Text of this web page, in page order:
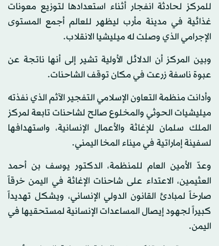
للمركز لحادثة انفجار أثناء استعدادها لتوزيع معونات
غذائية في مدينة مأرب ليظهر للعالم أجمع المستوى
الإجرامي الذي وصلت له ميليشيا الانقلاب.
وبين المركز أن الدلائل الأولية تشير إلى أنها ناتجة عن
عبوة ناسفة زرعت في مكان توقف الشاحنات.
وأدانت منظمة التعاون الإسلامي التفجير الآثم الذي نفذته
ميليشيات الحوثي والمخلوع صالح لشاحنات تابعة لمركز
الملك سلمان للإغاثة والأعمال الإنسانية، واستهدافها
لسفينة إماراتية في ميناء المخا اليمني.
وعدّ الأمين العام للمنظمة، الدكتور يوسف بن أحمد
العثيمين، الاعتداء على شاحنات الإغاثة في اليمن خرقاً
صارخاً لمبادئ القانون الدولي الإنساني، ويشكل تهديداً
كبيراً لجهود إيصال المساعدات الإنسانية لمستحقيها في
اليمن.